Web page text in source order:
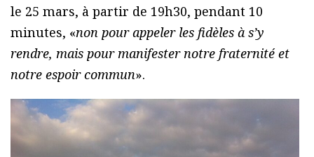
le 25 mars, à partir de 19h30, pendant 10
minutes, «non pour appeler les fidèles à s’y
rendre, mais pour manifester notre fraternité et
notre espoir commun».